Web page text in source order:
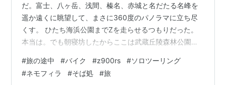
だ。富士、八ヶ岳、浅間、榛名、赤城と名だたる名峰を
遥か遠くに眺望して、まさに360度のパノラマに立ち尽
くす。 ひたち海浜公園までZを走らせるつもりだった。
本当は。でも朝寝坊したからここは武蔵丘陵森林公園、
さい、それでも見頃のネモフィラが迎えてくれる。青い
可憐な花が織りなす絨毯をがキレイだ。 この濃青はデル
#旅の途中 #バイク #z900rs #ソロツーリング
#ネモフィラ #そば処 #旅